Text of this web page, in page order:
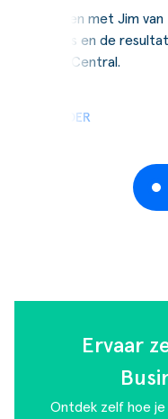
Wij spraken met Jim
de keuzes en de
Business Central.
LEES VERDER
Ervaar
Ontdek zelf hoe